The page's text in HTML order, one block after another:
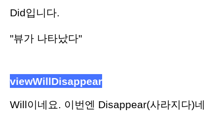
Did입니다.
"뷰가 나타났다"
viewWillDisappear
Will이네요. 이번엔 Disappear(사라지다)네